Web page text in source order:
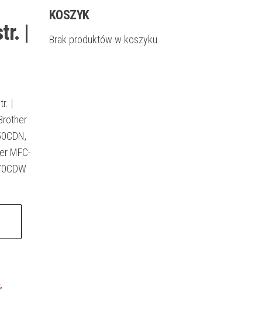
|
|
MFC-
,
KOSZYK
Brak produktów w koszyku.